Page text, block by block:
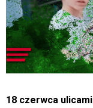
18 czerwca